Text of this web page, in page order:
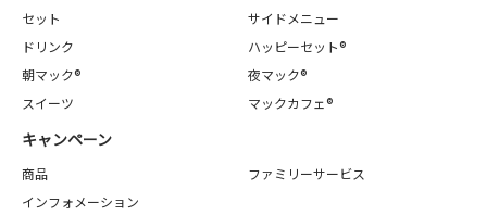
セット
サイドメニュー
ドリンク
ハッピーセット®
朝マック®
夜マック®
スイーツ
マックカフェ®
キャンペーン
商品
ファミリーサービス
インフォメーション